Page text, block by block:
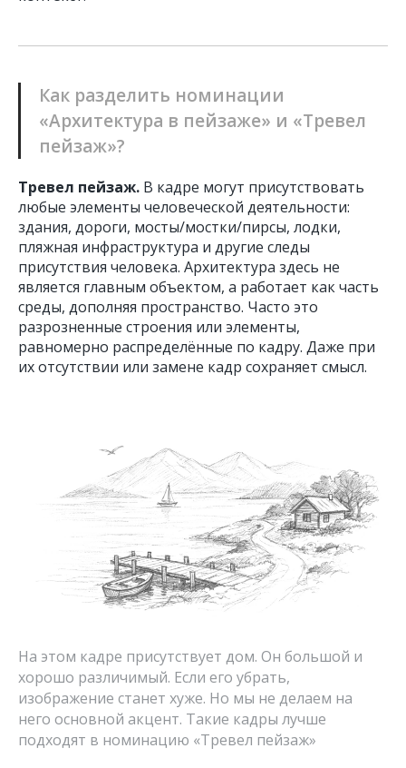
Как разделить номинации
«Архитектура в пейзаже» и «Тревел
пейзаж»?
Тревел пейзаж. В кадре могут присутствовать
любые элементы человеческой деятельности:
здания, дороги, мосты/мостки/пирсы, лодки,
пляжная инфраструктура и другие следы
присутствия человека. Архитектура здесь не
является главным объектом, а работает как часть
среды, дополняя пространство. Часто это
разрозненные строения или элементы,
равномерно распределённые по кадру. Даже при
их отсутствии или замене кадр сохраняет смысл.
На этом кадре присутствует дом. Он большой и
хорошо различимый. Если его убрать,
изображение станет хуже. Но мы не делаем на
него основной акцент. Такие кадры лучше
подходят в номинацию «Тревел пейзаж»